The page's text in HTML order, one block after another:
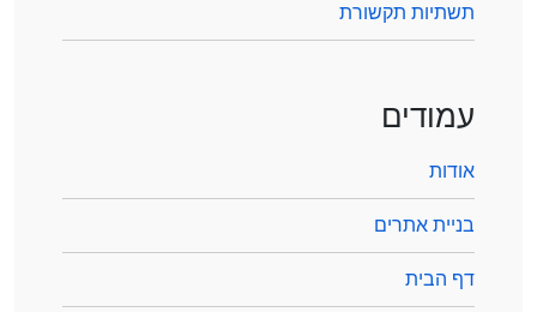
תשתיות תקשורת
עמודים
אודות
בניית אתרים
דף הבית